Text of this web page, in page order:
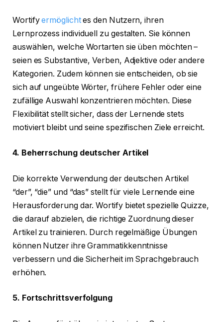
Wortifyermöglichtes den Nutzern, ihren
Lernprozess individuell zu gestalten. Sie können
auswählen, welche Wortarten sie üben möchten –
seien es Substantive, Verben, Adjektive oder andere
Kategorien. Zudem können sie entscheiden, ob sie
sich auf ungeübte Wörter, frühere Fehler oder eine
zufällige Auswahl konzentrieren möchten. Diese
Flexibilität stellt sicher, dass der Lernende stets
motiviert bleibt und seine spezifischen Ziele erreicht.
4. Beherrschung deutscher Artikel
Die korrekte Verwendung der deutschen Artikel
“der”, “die” und “das” stellt für viele Lernende eine
Herausforderung dar. Wortify bietet spezielle Quizze,
die darauf abzielen, die richtige Zuordnung dieser
Artikel zu trainieren. Durch regelmäßige Übungen
können Nutzer ihre Grammatikkenntnisse
verbessern und die Sicherheit im Sprachgebrauch
erhöhen.
5. Fortschrittsverfolgung